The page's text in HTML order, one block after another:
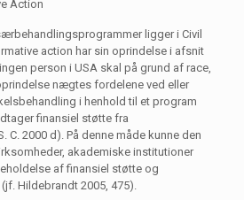
Action
ligger i Civil
action har sin oprindelse i afsnit
person i USA skal på grund af race,
nægtes fordelene ved eller
i henhold til et program
finansiel støtte fra
C. 2000 d). På denne måde kunne den
akademiske institutioner
af finansiel støtte og
Hildebrandt 2005, 475).